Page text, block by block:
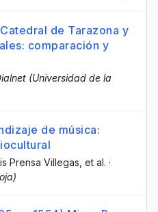
de Tarazona y
comparación y
(Universidad de la
de música:
Prensa Villegas , et al. ·